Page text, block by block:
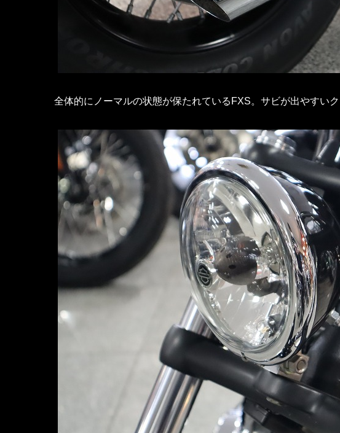
全体的にノーマルの状態が保たれているFXS。サビが出やすい